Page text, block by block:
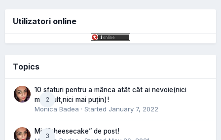
Utilizatori online
Topics
2
10 sfaturi pentru a mânca atât cât ai nevoie(nici
mai mult,nici mai puțin)!
Monica Badea · Started January 7, 2022
3
Mini”cheesecake” de post!